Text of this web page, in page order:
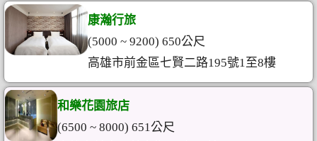
康瀚行旅
(5000 ~ 9200) 650公尺
高雄市前金區七賢二路195號1至8樓
和樂花園旅店
(6500 ~ 8000) 651公尺